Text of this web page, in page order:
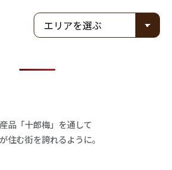
品「十郎梅」を通して
住む街を誇れるように。